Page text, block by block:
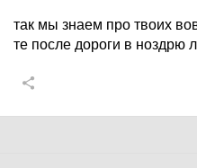
так мы знаем про твоих
те после дороги в ноздрю